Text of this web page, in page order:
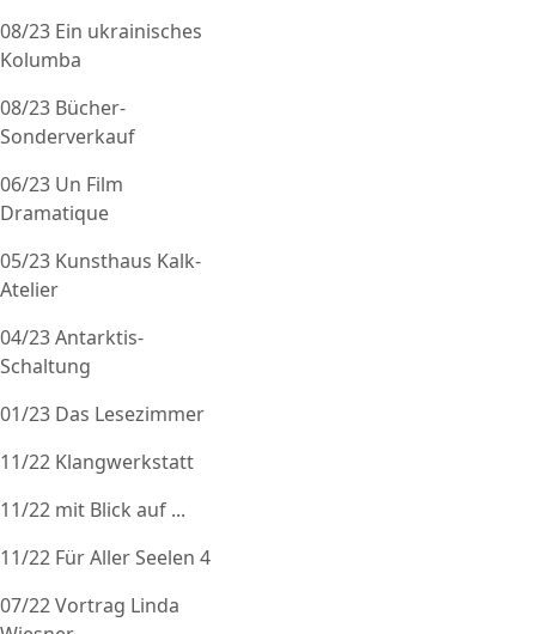
08/23 Ein ukrainisches
Kolumba
08/23 Bücher-
Sonderverkauf
06/23 Un Film
Dramatique
05/23 Kunsthaus Kalk-
Atelier
04/23 Antarktis-
Schaltung
01/23 Das Lesezimmer
11/22 Klangwerkstatt
11/22 mit Blick auf ...
11/22 Für Aller Seelen 4
07/22 Vortrag Linda